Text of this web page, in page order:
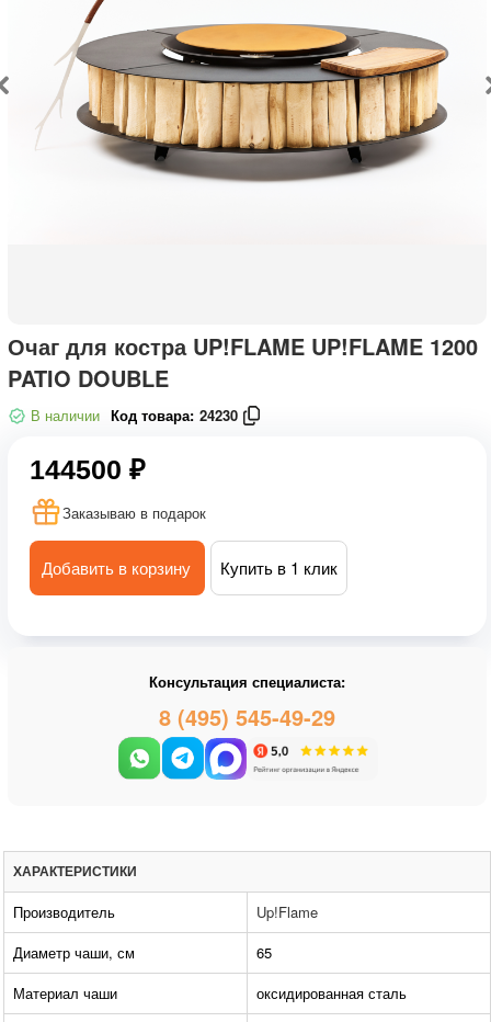
Очаг для костра UP!FLAME UP!FLAME 1200
PATIO DOUBLE
В наличии Код товара: 24230
144500 ₽
Заказываю в подарок
Добавить в корзину Купить в 1 клик
Консультация специалиста:
8 (495) 545-49-29
ХАРАКТЕРИСТИКИ
Производитель
Up!Flame
Диаметр чаши, см
65
Материал чаши
оксидированная сталь